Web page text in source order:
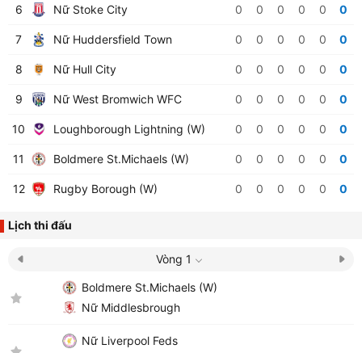
6 Nữ Stoke City 0 0 0 0 0 0
7 Nữ Huddersfield Town 0 0 0 0 0 0
8 Nữ Hull City 0 0 0 0 0 0
9 Nữ West Bromwich WFC 0 0 0 0 0 0
10 Loughborough Lightning (W) 0 0 0 0 0 0
11 Boldmere St.Michaels (W) 0 0 0 0 0 0
12 Rugby Borough (W) 0 0 0 0 0 0
Lịch thi đấu
Vòng 1
Boldmere St.Michaels (W)
Nữ Middlesbrough
Nữ Liverpool Feds